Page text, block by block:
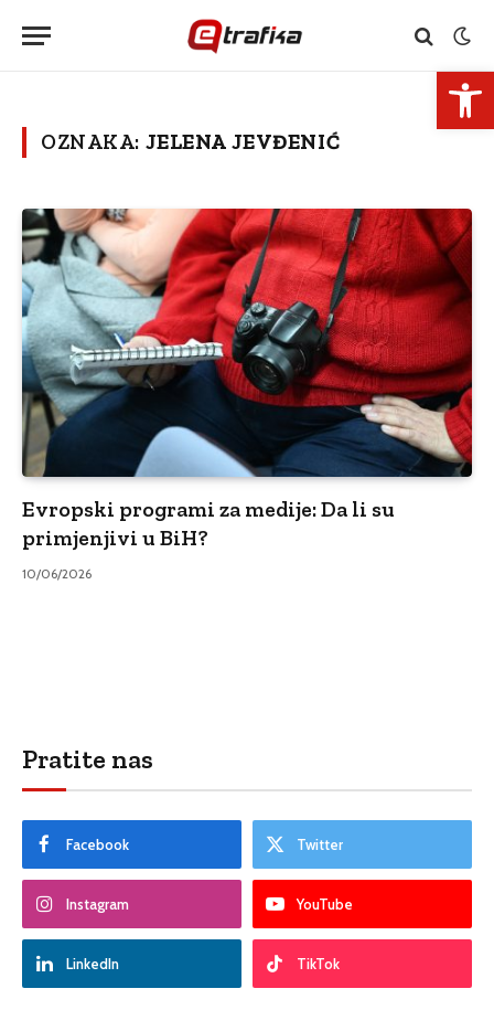
OZNAKA: JELENA JEVĐENIĆ
Evropski programi za medije: Da li su
primjenjivi u BiH?
10/06/2026
Pratite nas
Facebook Twitter
Instagram YouTube
LinkedIn TikTok